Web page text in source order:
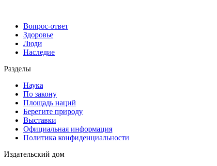
Вопрос-ответ
Здоровье
Люди
Наследие
Разделы
Наука
По закону
Площадь наций
Берегите природу
Выставки
Официальная информация
Политика конфиденциальности
Издательский дом